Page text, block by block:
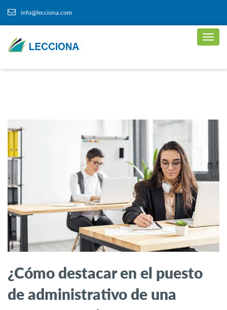
info@lecciona.com
¿Cómo destacar en el puesto
de administrativo de una